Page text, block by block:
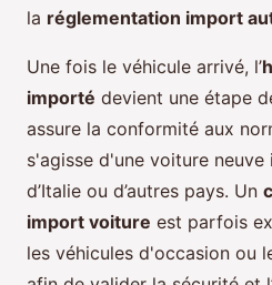
la réglementation import
Une fois le véhicule arrivé, l’
importé devient une étape
assure la conformité aux
s'agisse d'une voiture neuve
d’Italie ou d’autres pays. Un
import voiture est parfois
les véhicules d'occasion ou